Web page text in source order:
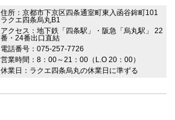
住所：京都市下京区四条通室町東入函谷鉾町101
ラクエ四条烏丸B1
アクセス：地下鉄「四条駅」・阪急「烏丸駅」 22
番・24番出口直結
電話番号：075-257-7726
営業時間：8：00～21：00（L.O 20：00）
休業日：ラクエ四条烏丸の休業日に準ずる